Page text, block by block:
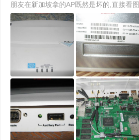
朋友在新加坡拿的AP既然是坏的,直接看图